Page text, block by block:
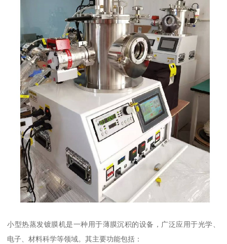
小型热蒸发镀膜机是一种用于薄膜沉积的设备，广泛应用于光学、
电子、材料科学等领域。其主要功能包括：